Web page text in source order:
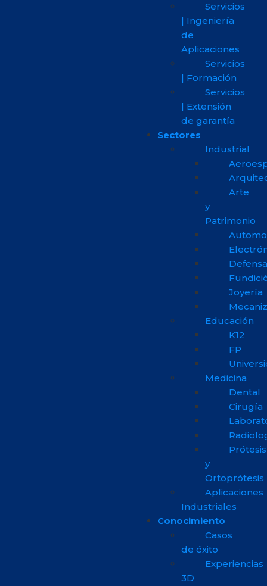
Servicios
| Ingeniería
de
Aplicaciones
Servicios
| Formación
Servicios
| Extensión
de garantía
Sectores
Industrial
Arte
y
Patrimonio
Defensa
Joyería
Educación
K12
FP
Medicina
Dental
Cirugía
Prótesis
y
Ortoprótesis
Aplicaciones
Industriales
Conocimiento
Casos
de éxito
Experiencias
3D